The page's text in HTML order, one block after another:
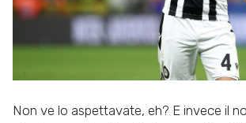
Non ve lo aspettavate, eh? E invece il